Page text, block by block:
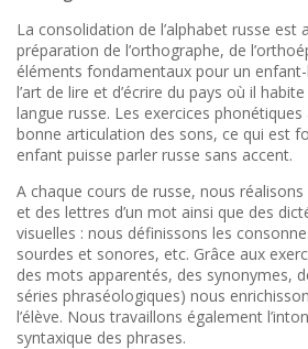
La consolidation de l’alphabet russe est
préparation de l’orthographe, de
éléments fondamentaux pour un
l’art de lire et d’écrire du pays où il
langue russe. Les exercices
bonne articulation des sons, ce qui est
enfant puisse parler russe sans accent.
A chaque cours de russe, nous
et des lettres d’un mot ainsi que des
visuelles : nous définissons les
sourdes et sonores, etc. Grâce aux
des mots apparentés, des synonymes,
séries phraséologiques) nous
l’élève. Nous travaillons également
syntaxique des phrases.